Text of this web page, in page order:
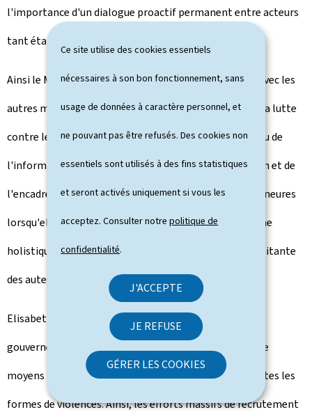
Ce site utilise des cookies essentiels
nécessaires à son bon fonctionnement, sans
usage de données à caractère personnel, et
ne pouvant pas être refusés. Des cookies non
essentiels sont utilisés à des fins statistiques
et seront activés uniquement si vous les
acceptez. Consulter notrepolitique de
confidentialité.
J'ACCEPTE
JE REFUSE
GÉRER LES COOKIES
l'importance d'un dialogue proactif permanent entre acteurs
tant étatiques qu'opérationnels.
Ainsi le MEGA et le ministère de la Justice, ensemble avec les
autres ministères clés, ont fait de la prévention et de la lutte
contre les violences une priorité absolue tant au niveau de
l'information, de la sensibilisation que de la protection et de
l'encadrement des victimes, y compris des victimes mineures
lorsqu'elles sont exposées à la violence. Cette approche
holistique inclut également la prise en charge concomitante
des auteur∙e∙s.
Elisabeth Margue a réaffirmé la ferme volonté du
gouvernement de doter la justice, ainsi que la police, de
moyens nécessaires pour renforcer la lutte contre toutes les
formes de violences. Ainsi, les efforts massifs de recrutement